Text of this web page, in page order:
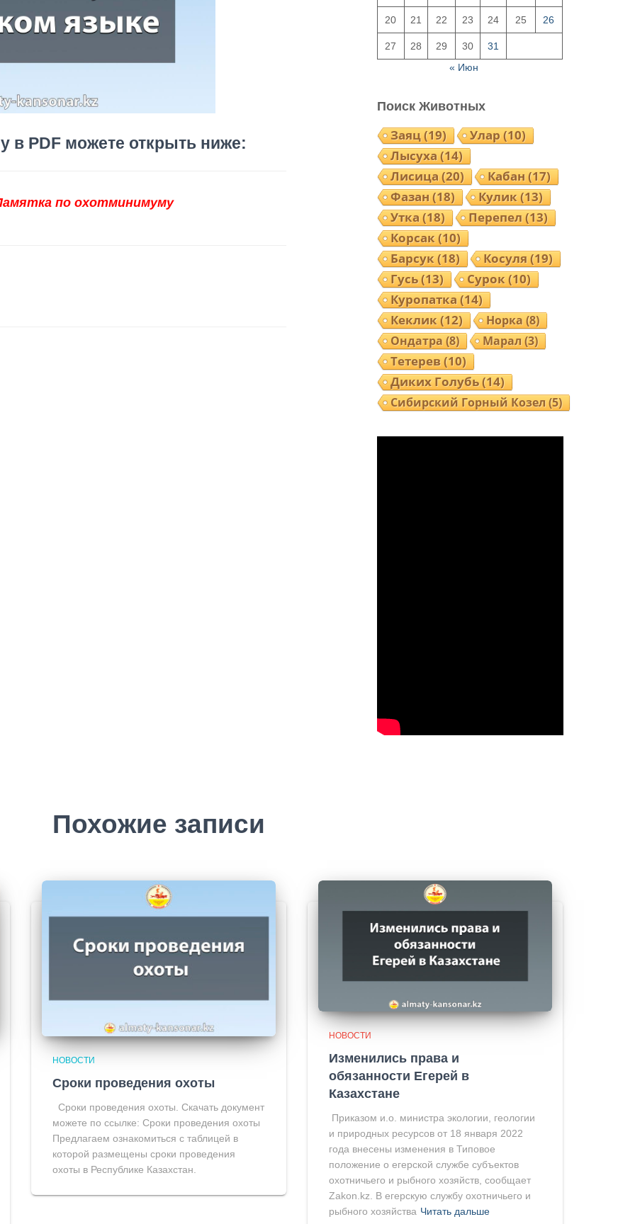
в PDF можете открыть ниже:
по охотминимуму
20 21 22 23 24 25 26
27 28 29 30
31
« Июн
Поиск Животных
Заяц(19) Улар(10)
Лысуха(14)
Лисица(20) Кабан(17)
Фазан(18) Кулик(13)
Утка(18) Перепел(13)
Корсак(10)
Барсук(18) Косуля(19)
Гусь(13) Сурок(10)
Куропатка(14)
Кеклик(12) Норка(8)
Ондатра(8) Марал(3)
Тетерев(10)
Диких Голубь(14)
Сибирский Горный Козел(5)
Похожие записи
НОВОСТИ
Сроки проведения охоты
Сроки проведения охоты. Скачать документ
можете по ссылке: Сроки проведения охоты
Предлагаем ознакомиться с таблицей в
которой размещены сроки проведения
охоты в Республике Казахстан.
НОВОСТИ
Изменились права и
обязанности Егерей в
Казахстане
Приказом и.о. министра экологии, геологии
и природных ресурсов от 18 января 2022
года внесены изменения в Типовое
положение о егерской службе субъектов
охотничьего и рыбного хозяйств, сообщает
Zakon.kz. В егерскую службу охотничьего и
рыбного хозяйства Читать дальше